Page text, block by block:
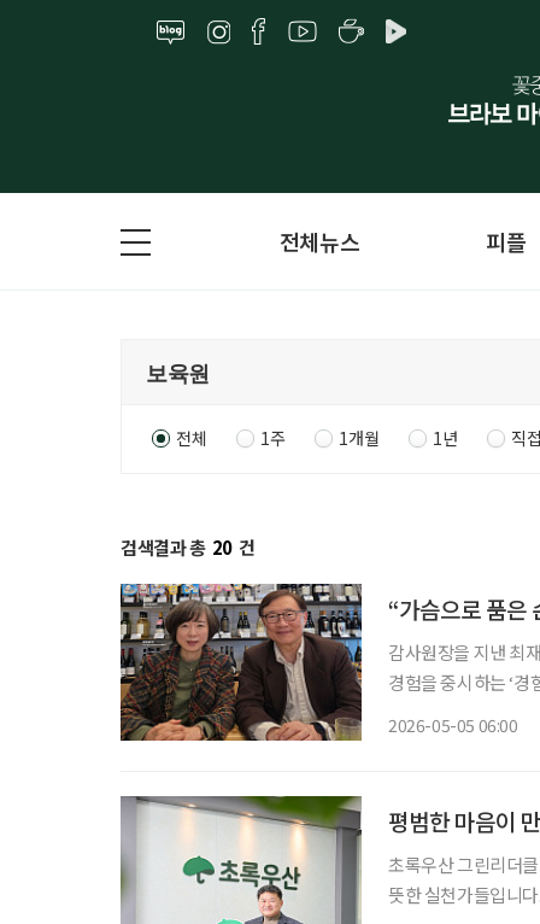
전체뉴스 피플
전체 1주 1개월 1년 직
검색결과 총 20 건
“가슴으로 품은
감사원장을 지낸 최
경험을 중시하는 ‘경
2026-05-05 06:00
평범한 마음이
초록우산 그린리더
뜻한 실천가들입니